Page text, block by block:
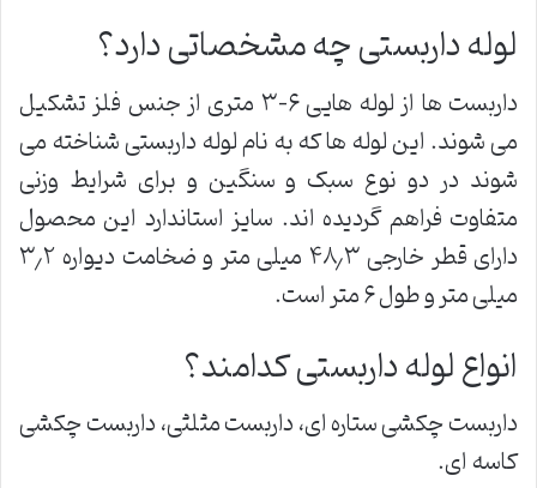
لوله داربستی چه مشخصاتی دارد؟
داربست ها از لوله هایی ۶-۳ متری از جنس فلز تشکیل
می شوند. این لوله ها که به نام لوله داربستی شناخته می
شوند در دو نوع سبک و سنگین و برای شرایط وزنی
متفاوت فراهم گردیده اند. سایز استاندارد این محصول
دارای قطر خارجی ۴۸٫۳ میلی متر و ضخامت دیواره ۳٫۲
میلی متر و طول ۶ متر است.
انواع لوله داربستی کدامند؟
داربست چکشی ستاره ای، داربست مثلثی، داربست چکشی
کاسه ای.